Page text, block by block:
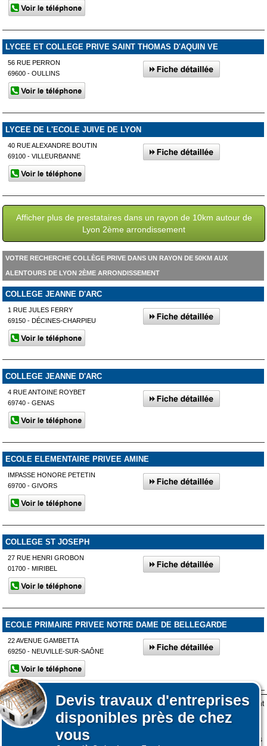
Devis travaux d'entreprises
disponibles près de chez
vous
LYCEE ET COLLEGE PRIVE SAINT THOMAS D'AQUIN VE
56 RUE PERRON
69600 - OULLINS
LYCEE DE L'ECOLE JUIVE DE LYON
40 RUE ALEXANDRE BOUTIN
69100 - VILLEURBANNE
Afficher plus de prestataires dans un rayon de 10km autour de
Lyon 2ème arrondissement
VOTRE RECHERCHE COLLÈGE PRIVE DANS UN RAYON DE 50KM AUX
ALENTOURS DE LYON 2ÈME ARRONDISSEMENT
COLLEGE JEANNE D'ARC
1 RUE JULES FERRY
69150 - DÉCINES-CHARPIEU
COLLEGE JEANNE D'ARC
4 RUE ANTOINE ROYBET
69740 - GENAS
ECOLE ELEMENTAIRE PRIVEE AMINE
IMPASSE HONORE PETETIN
69700 - GIVORS
COLLEGE ST JOSEPH
27 RUE HENRI GROBON
01700 - MIRIBEL
ECOLE PRIMAIRE PRIVEE NOTRE DAME DE BELLEGARDE
22 AVENUE GAMBETTA
69250 - NEUVILLE-SUR-SAÔNE
Afficher plus de prestataires dans un rayon de 50km autour de
Lyon 2ème arrondissement
Lors de votre visite sur notre site des fichiers informatiques nommés cookies sont
déposés sur votre terminal. Ces cookies sont utilisés pour la navigation, le
fonctionnement du site et les mesures d'audience pour l'éditeur.
Nous ne collectons pas vos données personnelles au travers des cookies à des